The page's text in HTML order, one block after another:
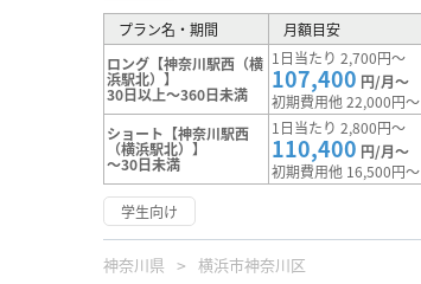
プラン名・期間
月額目安
ロング【神奈川駅西（横
浜駅北）】
30日以上～360日未満
1日当たり 2,700円～
107,400 円/月～
初期費用他 22,000円～
ショート【神奈川駅西
（横浜駅北）】
～30日未満
1日当たり 2,800円～
110,400 円/月～
初期費用他 16,500円～
学生向け
神奈川県 横浜市神奈川区